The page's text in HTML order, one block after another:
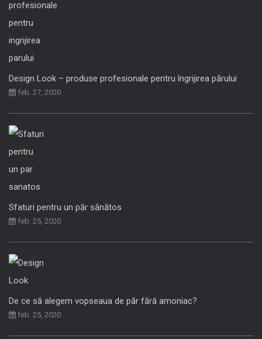
Design Look – produse profesionale pentru îngrijirea părului
feb. 27, 2020
Sfaturi pentru un păr sănătos
feb. 25, 2020
De ce să alegem vopseaua de păr fără amoniac?
feb. 25, 2020